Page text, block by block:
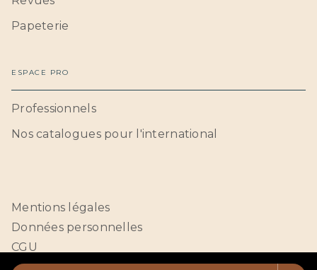
Papeterie
ESPACE PRO
Professionnels
Nos catalogues pour l'international
Mentions légales
Données personnelles
CGU
Paramétrer vos cookies